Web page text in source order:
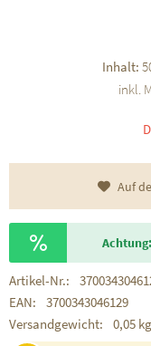
Inhalt:
inkl.
Auf
Achtung:
Artikel-Nr.:
EAN:
3700343046129
Versandgewicht:
0,05 kg